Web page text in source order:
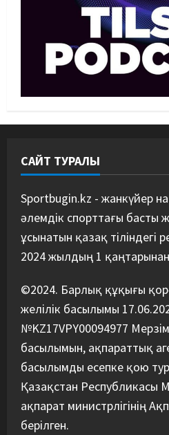
Дастан
алғашқы
09/08/2026
5
отырмыз”:
мәлімдеме
САЙТ ТУРАЛЫ
Sportbugin.kz - жанкүйер
әлемдік спорттағы басты
ұсынатын қазақ тіліндегі
2024 жылдың 1 қаңтарынан
©2024. Барлық құқығы
желілік басылымы
№KZ17VPY00094977
басылымын, ақпараттық
басылымды есепке қою
Қазақстан Республикасы
ақпарат министрлігінің
берілген.